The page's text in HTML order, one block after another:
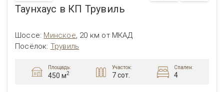
Таунхаус в КП Трувиль
Шоссе: Минское, 20 км от МКАД
Посёлок: Трувиль
Площадь:
450 м2
Участок:
7 сот.
Спален:
4